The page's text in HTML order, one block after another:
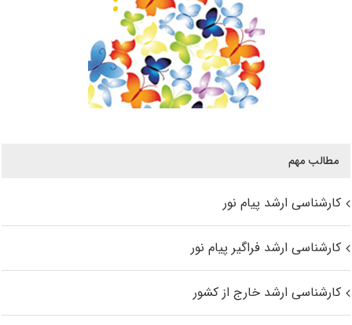
مطالب مهم
کارشناسی ارشد پیام نور
کارشناسی ارشد فراگیر پیام نور
کارشناسی ارشد خارج از کشور